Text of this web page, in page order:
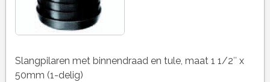
Slangpilaren met binnendraad en tule, maat 1 1/2″ x
50mm (1-delig)